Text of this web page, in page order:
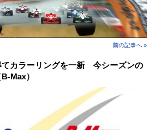
前の記事へ »
てカラーリングを⼀新 今シーズンの
Max）